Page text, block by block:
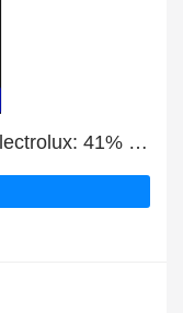
Ahorro diario para AEG Shop Electrolux: 41% de descuento, regalos y más